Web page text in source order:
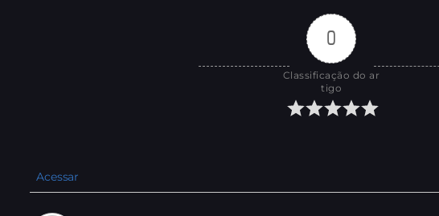
0
Classificação do ar
tigo
Acessar